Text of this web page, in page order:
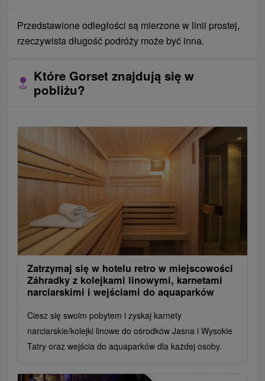
Przedstawione odległości są mierzone w linii prostej,
rzeczywista długość podróży może być inna.
Które Gorset znajdują się w
pobliżu?
Zatrzymaj się w hotelu retro w miejscowości
Záhradky z kolejkami linowymi, karnetami
narciarskimi i wejściami do aquaparków
Ciesz się swoim pobytem i zyskaj karnety
narciarskie/kolejki linowe do ośrodków Jasna i Wysokie
Tatry oraz wejścia do aquaparków dla każdej osoby.